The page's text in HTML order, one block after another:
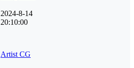
2024-8-14
20:10:00
Artist CG